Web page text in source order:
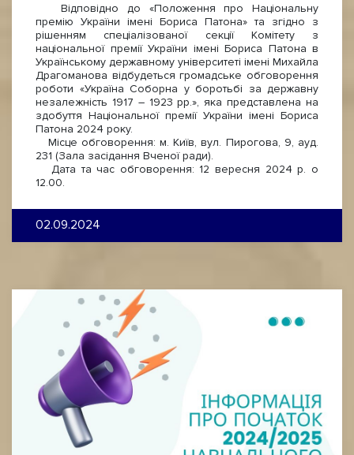
Відповідно до «Положення про Національну
премію України імені Бориса Патона» та згідно з
рішенням спеціалізованої секції Комітету з
національної премії України імені Бориса Патона в
Українському державному університеті імені Михайла
Драгоманова відбудеться громадське обговорення
роботи «Україна Соборна у боротьбі за державну
незалежність 1917 – 1923 рр.», яка представлена на
здобуття Національної премії України імені Бориса
Патона 2024 року.
Місце обговорення: м. Київ, вул. Пирогова, 9, ауд.
231 (Зала засідання Вченої ради).
Дата та час обговорення: 12 вересня 2024 р. о
12.00.
02.09.2024